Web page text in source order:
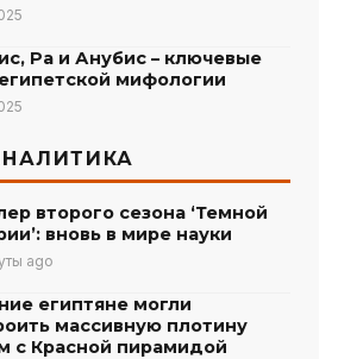
Ра и Анубис – ключевые
мифологии
второго сезона ‘Темной
вновь в мире науки
ago
египтяне могли
массивную плотину
с Красной пирамидой